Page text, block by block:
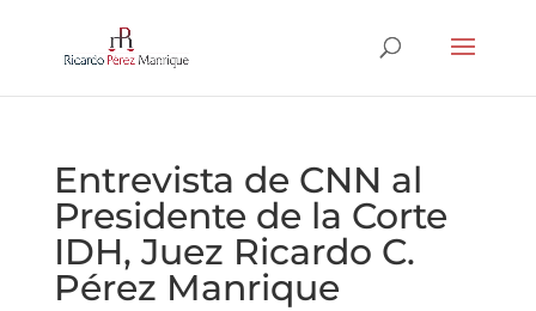
Entrevista de CNN al
Presidente de la Corte
IDH, Juez Ricardo C.
Pérez Manrique